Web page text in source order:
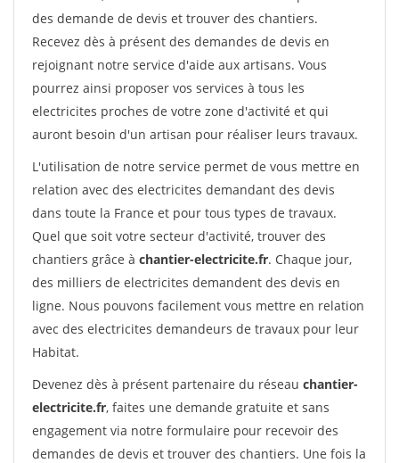
des demande de devis et trouver des chantiers.
Recevez dès à présent des demandes de devis en
rejoignant notre service d'aide aux artisans. Vous
pourrez ainsi proposer vos services à tous les
electricites proches de votre zone d'activité et qui
auront besoin d'un artisan pour réaliser leurs travaux.
L'utilisation de notre service permet de vous mettre en
relation avec des electricites demandant des devis
dans toute la France et pour tous types de travaux.
Quel que soit votre secteur d'activité, trouver des
chantiers grâce à chantier-electricite.fr. Chaque jour,
des milliers de electricites demandent des devis en
ligne. Nous pouvons facilement vous mettre en relation
avec des electricites demandeurs de travaux pour leur
Habitat.
Devenez dès à présent partenaire du réseau chantier-
electricite.fr, faites une demande gratuite et sans
engagement via notre formulaire pour recevoir des
demandes de devis et trouver des chantiers. Une fois la